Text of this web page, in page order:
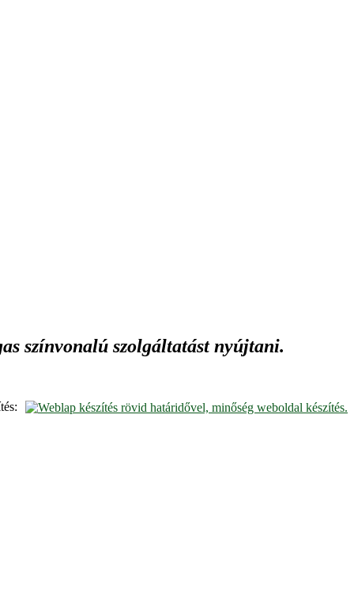
színvonalú szolgáltatást nyújtani.